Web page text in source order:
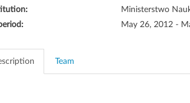
Ministerstwo
May 26, 2012 -
Team